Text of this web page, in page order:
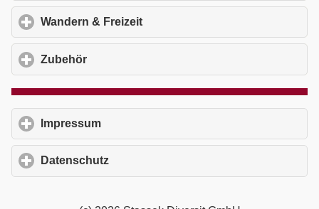
Wandern & Freizeit
Zubehör
Impressum
Datenschutz